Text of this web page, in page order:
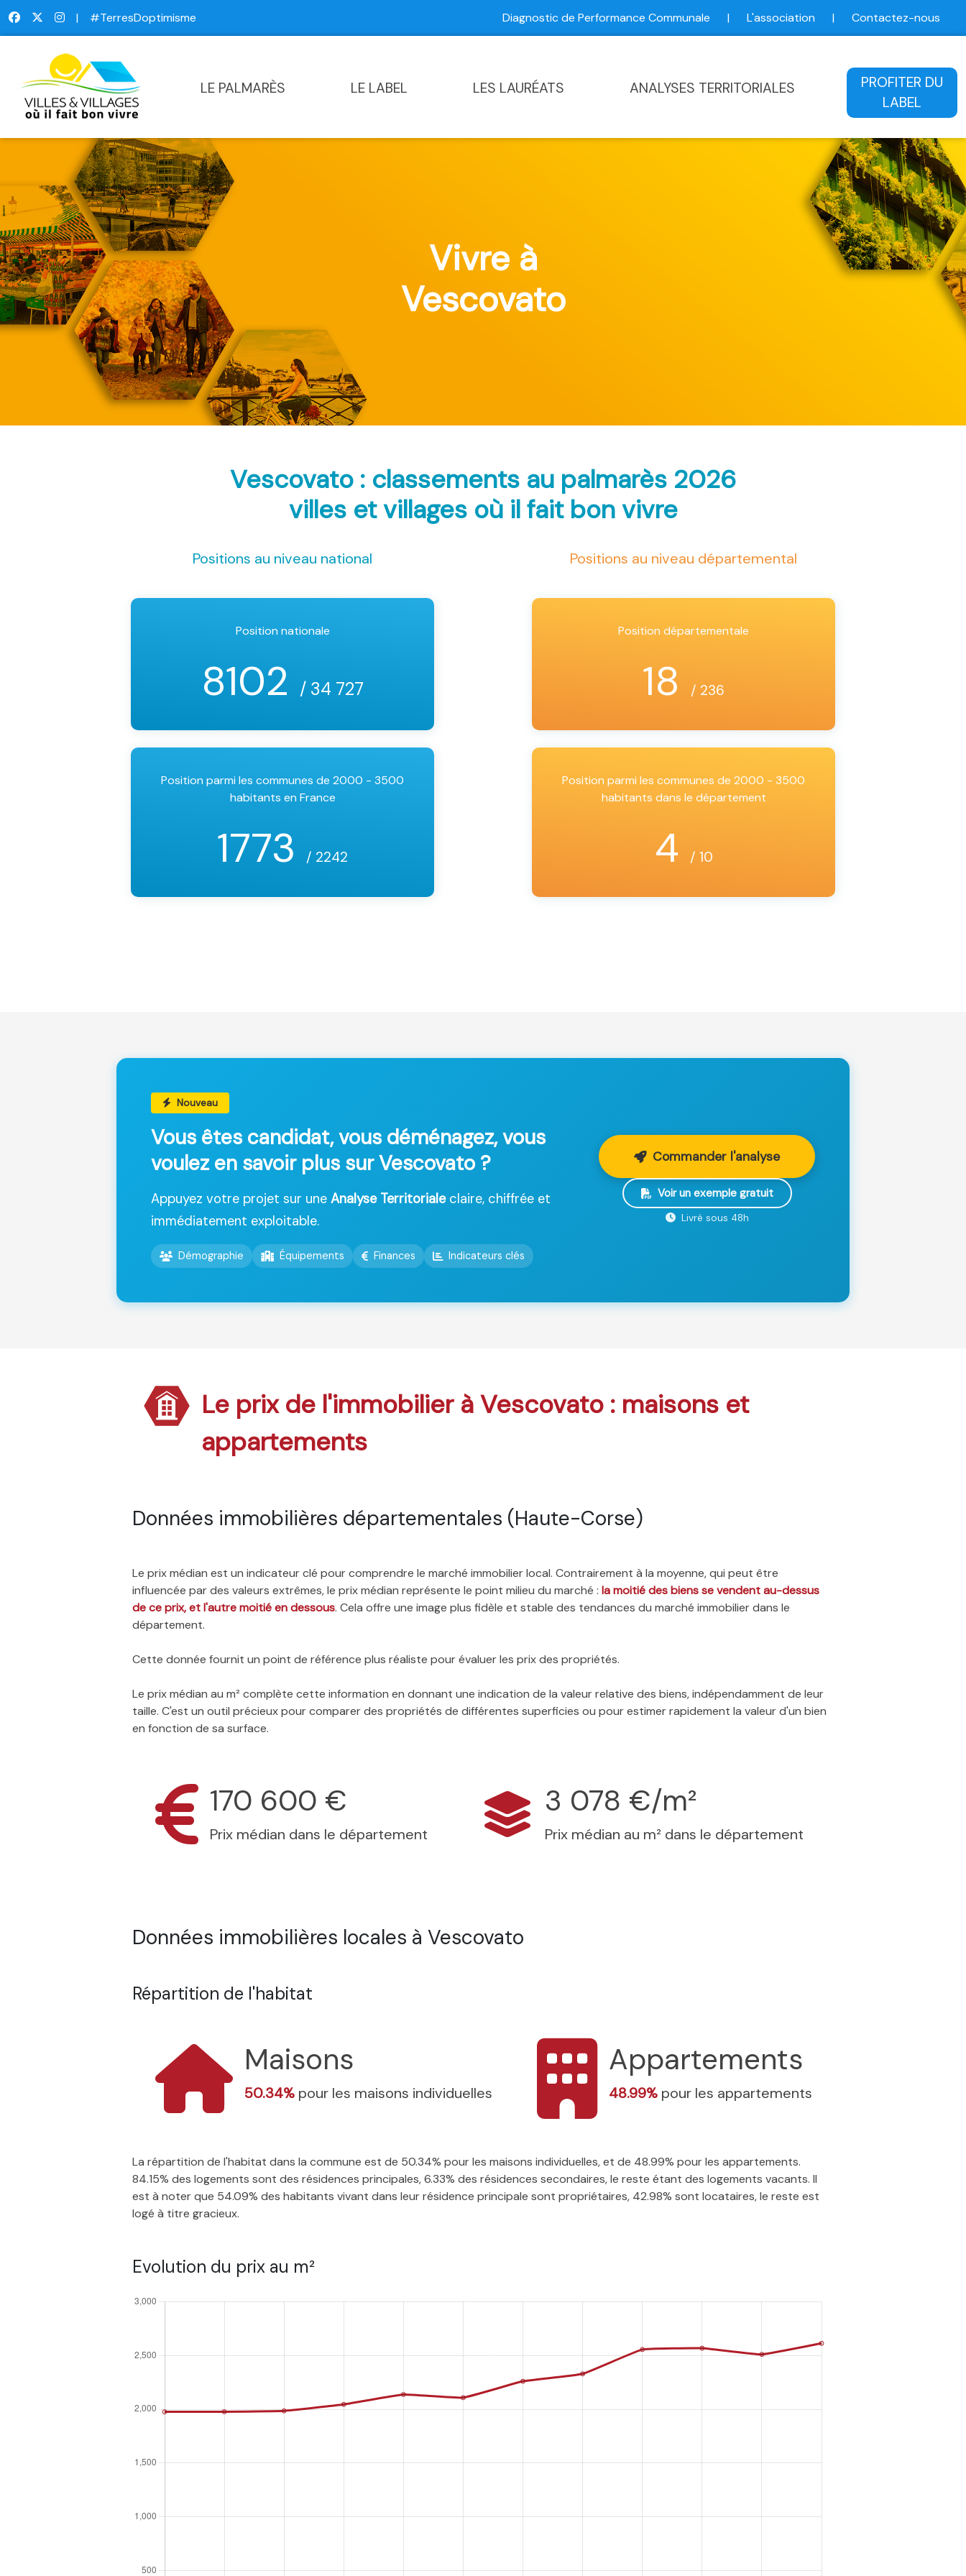
| #TerresDoptimisme Diagnostic de Performance Communale | L'association | Contactez-nous
LE PALMARÈS LE LABEL LES LAURÉATS ANALYSES TERRITORIALES
PROFITER DU
LABEL
Vivre à
Vescovato
Vescovato : classements au palmarès 2026
villes et villages où il fait bon vivre
Positions au niveau national
Position nationale
8102 / 34 727
Position parmi les communes de 2000 - 3500
habitants en France
1773 / 2242
Positions au niveau départemental
Position départementale
18 / 236
Position parmi les communes de 2000 - 3500
habitants dans le département
4 / 10
Nouveau
Vous êtes candidat, vous déménagez, vous
voulez en savoir plus sur Vescovato ?
Appuyez votre projet sur une Analyse Territorialeclaire, chiffrée et
immédiatement exploitable.
Démographie Équipements Finances Indicateurs clés
Commander l'analyse
Voir un exemple gratuit
Livré sous 48h
Le prix de l'immobilier à Vescovato : maisons et
appartements
Données immobilières départementales (Haute-Corse)
Le prix médian est un indicateur clé pour comprendre le marché immobilier local. Contrairement à la moyenne, qui peut être
influencée par des valeurs extrêmes, le prix médian représente le point milieu du marché : la moitié des biens se vendent au-dessus
de ce prix, et l'autre moitié en dessous. Cela offre une image plus fidèle et stable des tendances du marché immobilier dans le
département.
Cette donnée fournit un point de référence plus réaliste pour évaluer les prix des propriétés.
Le prix médian au m² complète cette information en donnant une indication de la valeur relative des biens, indépendamment de leur
taille. C'est un outil précieux pour comparer des propriétés de différentes superficies ou pour estimer rapidement la valeur d'un bien
en fonction de sa surface.
170 600 €
Prix médian dans le département
3 078 €/m²
Prix médian au m² dans le département
Données immobilières locales à Vescovato
Répartition de l'habitat
Maisons
50.34% pour les maisons individuelles
Appartements
48.99% pour les appartements
La répartition de l'habitat dans la commune est de 50.34% pour les maisons individuelles, et de 48.99% pour les appartements.
84.15% des logements sont des résidences principales, 6.33% des résidences secondaires, le reste étant des logements vacants. Il
est à noter que 54.09% des habitants vivant dans leur résidence principale sont propriétaires, 42.98% sont locataires, le reste est
logé à titre gracieux.
Evolution du prix au m²